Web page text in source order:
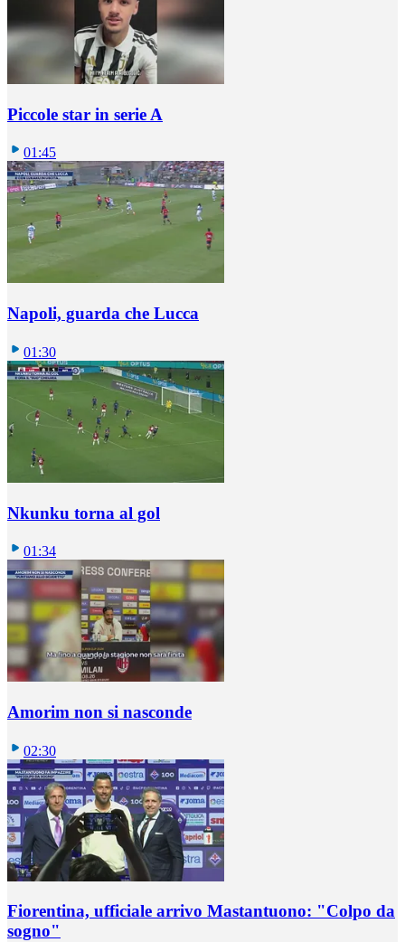
Piccole star in serie A
01:45
Napoli, guarda che Lucca
01:30
Nkunku torna al gol
01:34
Amorim non si nasconde
02:30
Fiorentina, ufficiale arrivo Mastantuono: "Colpo da
sogno"